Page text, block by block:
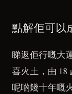
點解佢可以
睇返佢行嘅大
喜火土，由 18
呢啲幾十年嘅